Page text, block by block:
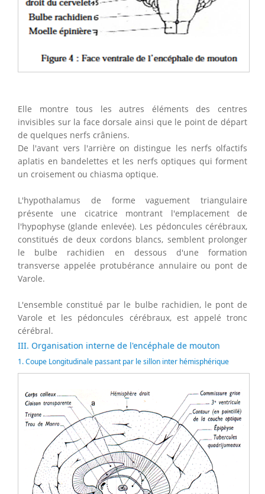
Elle montre tous les autres éléments des centres
invisibles sur la face dorsale ainsi que le point de départ
de quelques nerfs crâniens.
De l'avant vers l'arrière on distingue les nerfs olfactifs
aplatis en bandelettes et les nerfs optiques qui forment
un croisement ou chiasma optique.
L'hypothalamus de forme vaguement triangulaire
présente une cicatrice montrant l'emplacement de
l'hypophyse (glande enlevée). Les pédoncules cérébraux,
constitués de deux cordons blancs, semblent prolonger
le bulbe rachidien en dessous d'une formation
transverse appelée protubérance annulaire ou pont de
Varole.
L'ensemble constitué par le bulbe rachidien, le pont de
Varole et les pédoncules cérébraux, est appelé tronc
cérébral.
III. Organisation interne de l'encéphale de mouton
1. Coupe Longitudinale passant par le sillon inter hémisphérique